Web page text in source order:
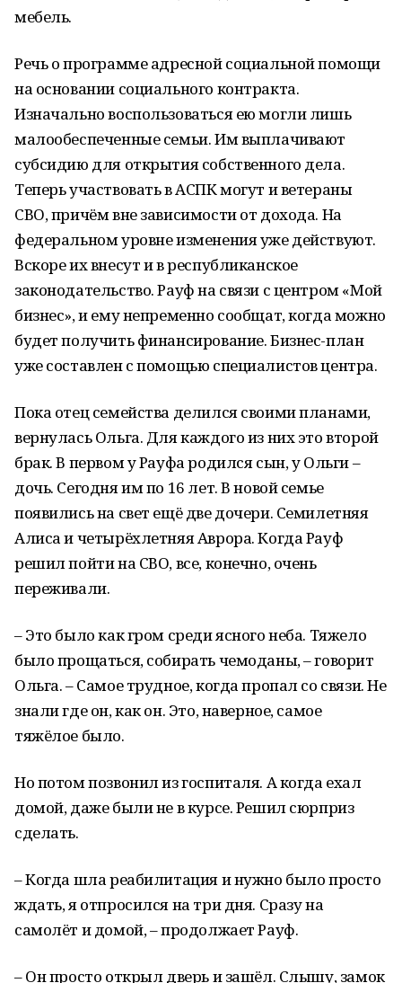
мебель.
Речь о программе адресной социальной помощи
на основании социального контракта.
Изначально воспользоваться ею могли лишь
малообеспеченные семьи. Им выплачивают
субсидию для открытия собственного дела.
Теперь участвовать в АСПК могут и ветераны
СВО, причём вне зависимости от дохода. На
федеральном уровне изменения уже действуют.
Вскоре их внесут и в республиканское
законодательство. Рауф на связи с центром «Мой
бизнес», и ему непременно сообщат, когда можно
будет получить финансирование. Бизнес-план
уже составлен с помощью специалистов центра.
Пока отец семейства делился своими планами,
вернулась Ольга. Для каждого из них это второй
брак. В первом у Рауфа родился сын, у Ольги –
дочь. Сегодня им по 16 лет. В новой семье
появились на свет ещё две дочери. Семилетняя
Алиса и четырёхлетняя Аврора. Когда Рауф
решил пойти на СВО, все, конечно, очень
переживали.
– Это было как гром среди ясного неба. Тяжело
было прощаться, собирать чемоданы, – говорит
Ольга. – Самое трудное, когда пропал со связи. Не
знали где он, как он. Это, наверное, самое
тяжёлое было.
Но потом позвонил из госпиталя. А когда ехал
домой, даже были не в курсе. Решил сюрприз
сделать.
– Когда шла реабилитация и нужно было просто
ждать, я отпросился на три дня. Сразу на
самолёт и домой, – продолжает Рауф.
– Он просто открыл дверь и зашёл. Слышу, замок